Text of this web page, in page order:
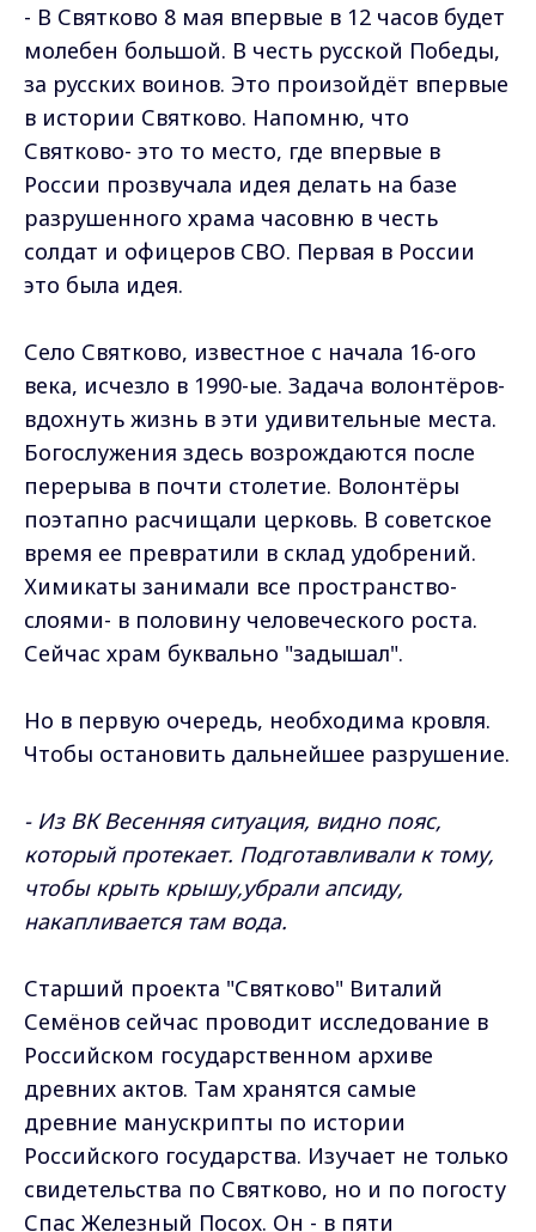
- В Святково 8 мая впервые в 12 часов будет
молебен большой. В честь русской Победы,
за русских воинов. Это произойдёт впервые
в истории Святково. Напомню, что
Святково- это то место, где впервые в
России прозвучала идея делать на базе
разрушенного храма часовню в честь
солдат и офицеров СВО. Первая в России
это была идея.
Село Святково, известное с начала 16-ого
века, исчезло в 1990-ые. Задача волонтёров-
вдохнуть жизнь в эти удивительные места.
Богослужения здесь возрождаются после
перерыва в почти столетие. Волонтёры
поэтапно расчищали церковь. В советское
время ее превратили в склад удобрений.
Химикаты занимали все пространство-
слоями- в половину человеческого роста.
Сейчас храм буквально "задышал".
Но в первую очередь, необходима кровля.
Чтобы остановить дальнейшее разрушение.
- Из ВК Весенняя ситуация, видно пояс,
который протекает. Подготавливали к тому,
чтобы крыть крышу,убрали апсиду,
накапливается там вода.
Старший проекта "Святково" Виталий
Семёнов сейчас проводит исследование в
Российском государственном архиве
древних актов. Там хранятся самые
древние манускрипты по истории
Российского государства. Изучает не только
свидетельства по Святково, но и по погосту
Спас Железный Посох. Он - в пяти